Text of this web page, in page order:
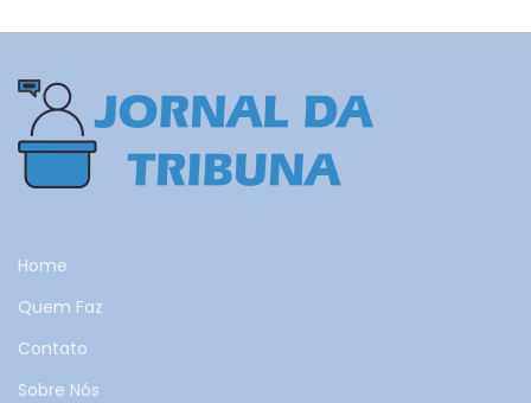
Home
Quem Faz
Contato
Sobre Nós